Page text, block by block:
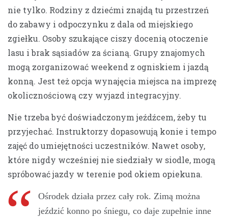
nie tylko. Rodziny z dziećmi znajdą tu przestrzeń
do zabawy i odpoczynku z dala od miejskiego
zgiełku. Osoby szukające ciszy docenią otoczenie
lasu i brak sąsiadów za ścianą. Grupy znajomych
mogą zorganizować weekend z ogniskiem i jazdą
konną. Jest też opcja wynajęcia miejsca na imprezę
okolicznościową czy wyjazd integracyjny.
Nie trzeba być doświadczonym jeźdźcem, żeby tu
przyjechać. Instruktorzy dopasowują konie i tempo
zajęć do umiejętności uczestników. Nawet osoby,
które nigdy wcześniej nie siedziały w siodle, mogą
spróbować jazdy w terenie pod okiem opiekuna.
Ośrodek działa przez cały rok. Zimą można
jeździć konno po śniegu, co daje zupełnie inne